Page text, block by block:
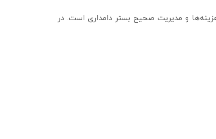
و مدیریت صحیح بستر دامداری است. در